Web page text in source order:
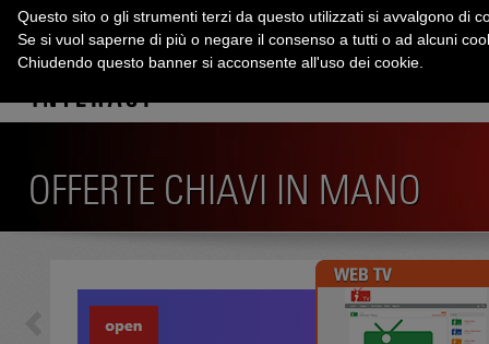
OFFERTE CHIAVI IN MANO
Questo sito o gli strumenti terzi da questo utilizzati si avvalgono di
Se si vuol saperne di più o negare il consenso a tutti o ad alcuni
Chiudendo questo banner si acconsente all'uso dei cookie.